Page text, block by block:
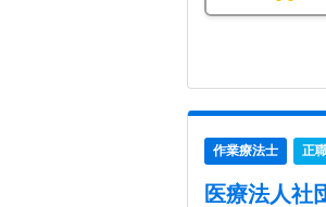
作業療法士 正
医療法人社